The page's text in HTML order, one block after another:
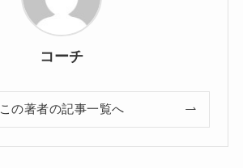
コーチ
この著者の記事一覧へ